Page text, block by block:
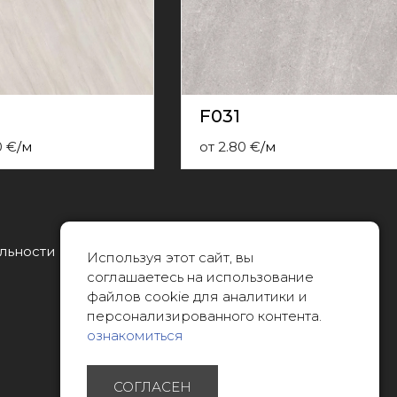
€/м
F031
от 2.80 €/м
Тел.:
22088007
Эл. почта:
info@limitsd.lv
Используя этот сайт, вы
соглашаетесь на использование
файлов cookie для аналитики и
персонализированного контента.
ознакомиться
СОГЛАСЕН